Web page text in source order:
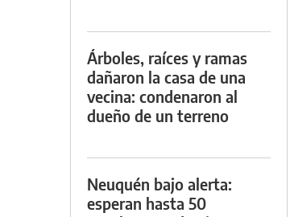
Árboles, raíces y ramas
dañaron la casa de una
vecina: condenaron al
dueño de un terreno
Neuquén bajo alerta:
esperan hasta 50